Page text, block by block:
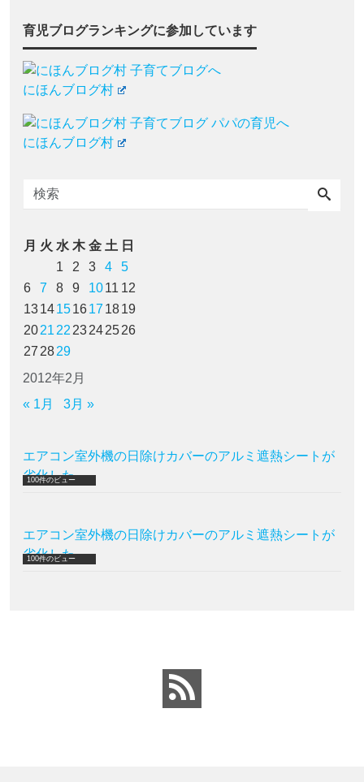
育児ブログランキングに参加しています
にほんブログ村
にほんブログ村
2012年2月
月 火 水 木 金 土 日
1
2 3 4
5
6
7 8 9 1011 12
1314151617 1819
2021 22 23242526
27 2829
« 1月 3月 »
エアコン室外機の日除けカバーのアルミ遮熱シートが
劣化した
100件のビュー
エアコン室外機の日除けカバーのアルミ遮熱シートが
劣化した
100件のビュー